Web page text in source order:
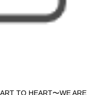
TO HEART〜WE ARE